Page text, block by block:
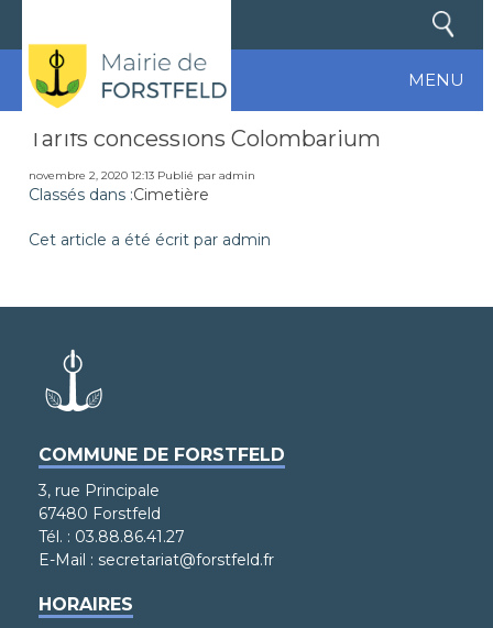
MENU
Tarifs concessions Colombarium
novembre 2, 2020 12:13 Publié paradmin
Classés dans :Cimetière
Cet article a été écrit par admin
COMMUNE DE FORSTFELD
3, rue Principale
67480 Forstfeld
Tél. : 03.88.86.41.27
E-Mail : secretariat@forstfeld.fr
HORAIRES